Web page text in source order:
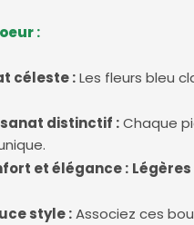
:
céleste :Les fleurs bleu
distinctif :Chaque
et élégance : Légères
style :Associez ces